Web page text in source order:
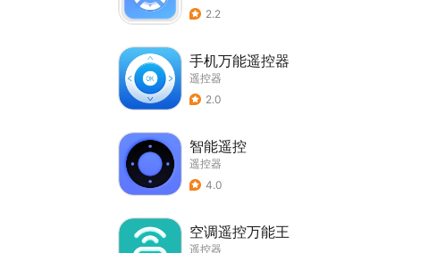
2.2
手机万能遥控器
遥控器
2.0
智能遥控
遥控器
4.0
空调遥控万能王
遥控器